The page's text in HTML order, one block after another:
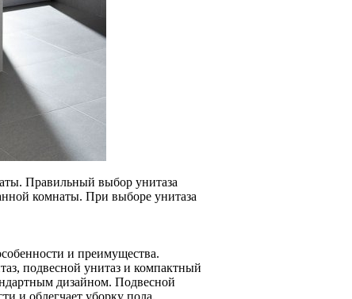
Правильный выбор унитаза
комнаты. При выборе унитаза
и преимущества.
подвесной унитаз и компактный
дизайном. Подвесной
и облегчает уборку пола.